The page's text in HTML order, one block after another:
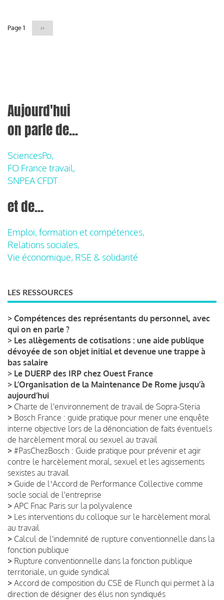
Page 1
Page
suivante
››
Aujourd'hui
on parle de...
SciencesPo,
FO France travail,
SNPEA CFDT
et de...
Emploi, formation et compétences,
Relations sociales,
Vie économique, RSE & solidarité
LES RESSOURCES
> Compétences des représentants du personnel, avec
qui on en parle ?
> Les allègements de cotisations : une aide publique
dévoyée de son objet initial et devenue une trappe à
bas salaire
> Le DUERP des IRP chez Ouest France
> L’Organisation de la Maintenance De Rome jusqu’à
aujourd’hui
> Charte de l'environnement de travail de Sopra-Steria
> Bosch France : guide pratique pour mener une enquête
interne objective lors de la dénonciation de faits éventuels
de harcèlement moral ou sexuel au travail
> #PasChezBosch : Guide pratique pour prévenir et agir
contre le harcèlement moral, sexuel et les agissements
sexistes au travail
> Guide de lʼAccord de Performance Collective comme
socle social de l'entreprise
> APC Fnac Paris sur la polyvalence
> Les interventions du colloque sur le harcèlement moral
au travail
> Calcul de l'indemnité de rupture conventionnelle dans la
fonction publique
> Rupture conventionnelle dans la fonction publique
territoriale, un guide syndical
> Accord de composition du CSE de Flunch qui permet à la
direction de désigner des élus non syndiqués